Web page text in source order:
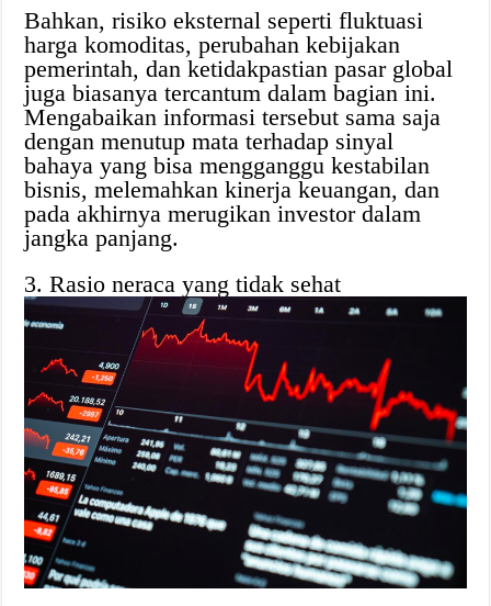
Bahkan, risiko eksternal seperti fluktuasi
harga komoditas, perubahan kebijakan
pemerintah, dan ketidakpastian pasar global
juga biasanya tercantum dalam bagian ini.
Mengabaikan informasi tersebut sama saja
dengan menutup mata terhadap sinyal
bahaya yang bisa mengganggu kestabilan
bisnis, melemahkan kinerja keuangan, dan
pada akhirnya merugikan investor dalam
jangka panjang.
3. Rasio neraca yang tidak sehat